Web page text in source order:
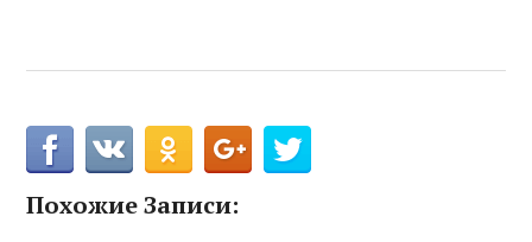
Похожие Записи: